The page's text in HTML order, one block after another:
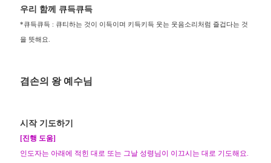
우리 함께 큐득큐득
*큐득큐득 :큐티하는 것이 이득이며 키득키득 웃는 웃음소리처럼 즐겁다는 것
을 뜻해요
겸손의 왕 예수님
시작 기도하기
[진행 도움]
인도자는 아래에 적힌 대로 또는 그날 성령님이 이끄시는 대로 기도해요